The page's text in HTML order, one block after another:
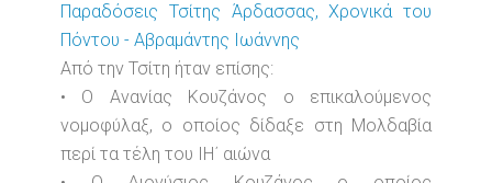
Παραδόσεις Τσίτης Άρδασσας, Χρονικά του
Πόντου - Αβραμάντης Ιωάννης
Από την Τσίτη ήταν επίσης:
• Ο Ανανίας Κουζάνος ο επικαλούμενος
νομοφύλαξ, ο οποίος δίδαξε στη Μολδαβία
περί τα τέλη του ΙΗ΄ αιώνα